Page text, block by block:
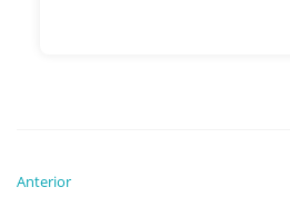
Anterior